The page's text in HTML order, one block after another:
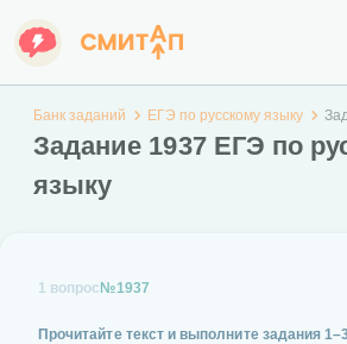
Банк заданий ЕГЭ по русскому языку
Задание 1937 ЕГЭ по
языку
1 вопрос №1937
Прочитайте текст и выполните задания